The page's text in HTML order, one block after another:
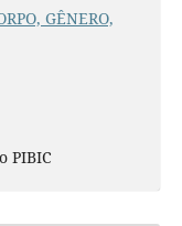
GÊNERO,
PIBIC